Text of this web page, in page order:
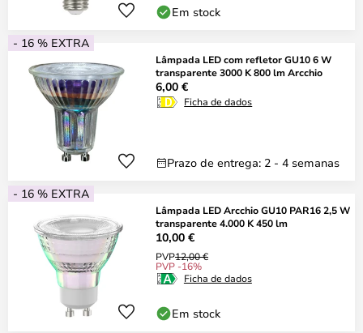
Em stock
- 16 % EXTRA
Lâmpada LED com refletor GU10 6 W
transparente 3000 K 800 lm Arcchio
6,00 €
Ficha de dados
Prazo de entrega: 2 - 4 semanas
- 16 % EXTRA
Lâmpada LED Arcchio GU10 PAR16 2,5 W
transparente 4.000 K 450 lm
10,00 €
PVP12,00 €
PVP -16%
Ficha de dados
Em stock